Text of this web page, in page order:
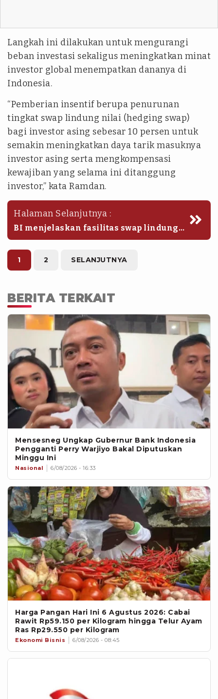
Langkah ini dilakukan untuk mengurangi
beban investasi sekaligus meningkatkan minat
investor global menempatkan dananya di
Indonesia.
“Pemberian insentif berupa penurunan
tingkat swap lindung nilai (hedging swap)
bagi investor asing sebesar 10 persen untuk
semakin meningkatkan daya tarik masuknya
investor asing serta mengkompensasi
kewajiban yang selama ini ditanggung
investor,” kata Ramdan.
Halaman Selanjutnya :
BI menjelaskan fasilitas swap lindung
nilai selama ini menjadi instrumen
penting bagi investor asing untuk
mengelola risiko pergerakan nilai
tukar ketika berinvestasi di Indonesia.
1 2 SELANJUTNYA
BERITA TERKAIT
Mensesneg Ungkap Gubernur Bank Indonesia
Pengganti Perry Warjiyo Bakal Diputuskan
Minggu Ini
Nasional 6/08/2026 - 16:33
Harga Pangan Hari Ini 6 Agustus 2026: Cabai
Rawit Rp59.150 per Kilogram hingga Telur Ayam
Ras Rp29.550 per Kilogram
Ekonomi Bisnis 6/08/2026 - 08:45